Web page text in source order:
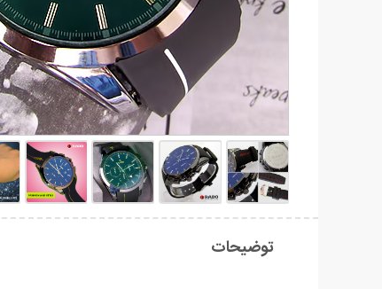
توضیحات